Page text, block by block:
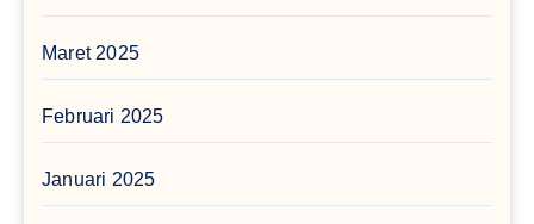
Maret 2025
Februari 2025
Januari 2025